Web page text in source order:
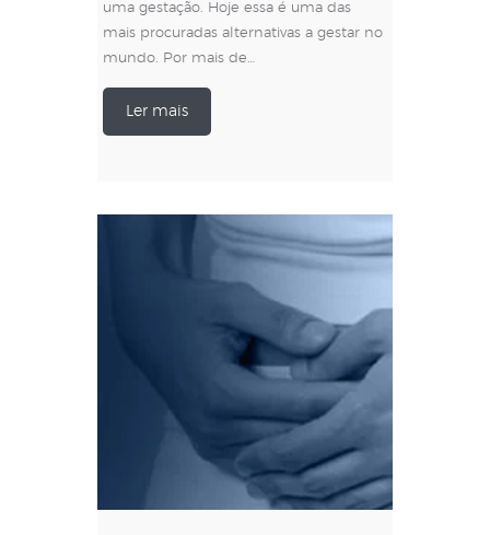
uma gestação. Hoje essa é uma das
mais procuradas alternativas a gestar no
mundo. Por mais de…
Ler mais